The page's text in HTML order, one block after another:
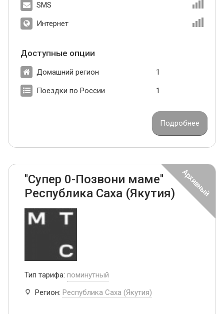
SMS
Интернет
Доступные опции
Домашний регион 1
Поездки по России 1
Подробнее
''Супер 0-Позвони маме''
Республика Саха (Якутия)
Тип тарифа: поминутный
Регион: Республика Саха (Якутия)